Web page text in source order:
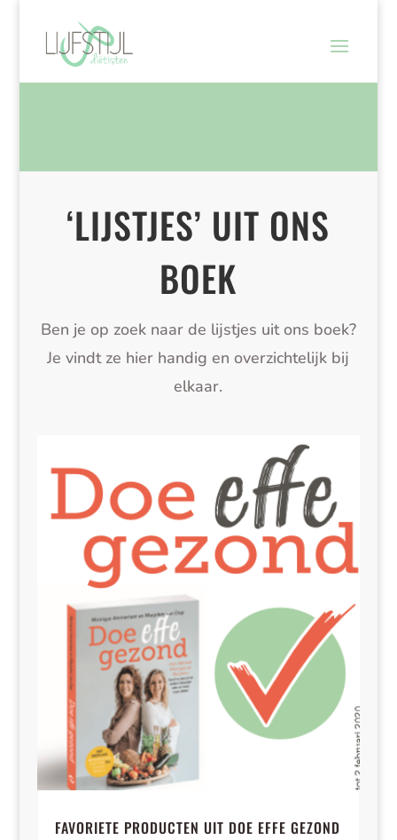
‘LIJSTJES’ UIT ONS
BOEK
Ben je op zoek naar de lijstjes uit ons boek?
Je vindt ze hier handig en overzichtelijk bij
elkaar.
FAVORIETE PRODUCTEN UIT DOE EFFE GEZOND